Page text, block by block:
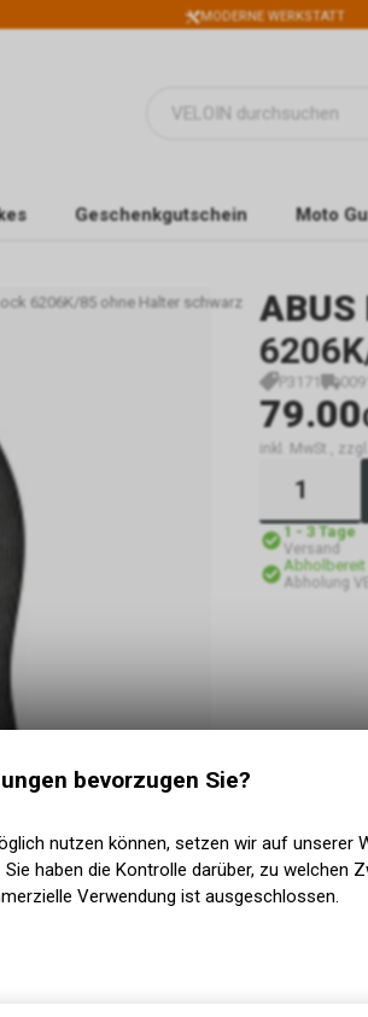
MODERNE WERKSTATT
Geschenkgutschein Moto
6206K/85 ohne Halter schwarz ABUS
P3171
79.00
inkl. MwSt.,
1 - 3 Tage
Versand
Abholbereit
Abholung
bevorzugen Sie?
nutzen können, setzen wir auf unserer
haben die Kontrolle darüber, zu welchen
Verwendung ist ausgeschlossen.